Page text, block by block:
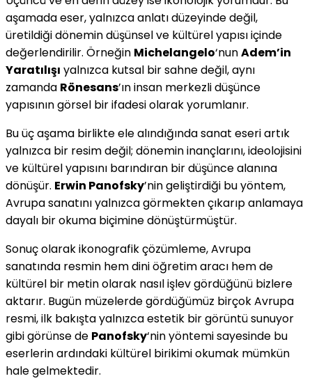
aşamada eser, yalnızca anlatı düzeyinde değil,
üretildiği dönemin düşünsel ve kültürel yapısı içinde
değerlendirilir. Örneğin Michelangelo‘nunAdem’in
Yaratılışı yalnızca kutsal bir sahne değil, aynı
zamanda Rönesans’ın insan merkezli düşünce
yapısının görsel bir ifadesi olarak yorumlanır.
Bu üç aşama birlikte ele alındığında sanat eseri artık
yalnızca bir resim değil; dönemin inançlarını, ideolojisini
ve kültürel yapısını barındıran bir düşünce alanına
dönüşür. Erwin Panofsky’nin geliştirdiği bu yöntem,
Avrupa sanatını yalnızca görmekten çıkarıp anlamaya
dayalı bir okuma biçimine dönüştürmüştür.
Sonuç olarak ikonografik çözümleme, Avrupa
sanatında resmin hem dini öğretim aracı hem de
kültürel bir metin olarak nasıl işlev gördüğünü bizlere
aktarır. Bugün müzelerde gördüğümüz birçok Avrupa
resmi, ilk bakışta yalnızca estetik bir görüntü sunuyor
gibi görünse de Panofsky‘nin yöntemi sayesinde bu
eserlerin ardındaki kültürel birikimi okumak mümkün
hale gelmektedir.